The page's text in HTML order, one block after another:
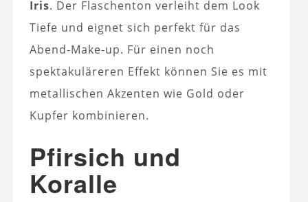
Iris. Der Flaschenton verleiht dem Look
Tiefe und eignet sich perfekt für das
Abend-Make-up. Für einen noch
spektakuläreren Effekt können Sie es mit
metallischen Akzenten wie Gold oder
Kupfer kombinieren.
Pfirsich und
Koralle